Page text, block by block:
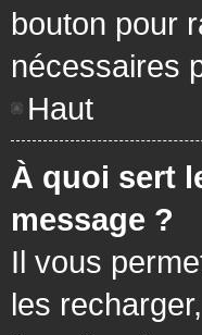
bouton pour
nécessaires
Haut
À quoi sert
message ?
Il vous
les